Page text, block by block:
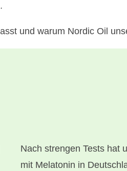
und warum Nordic Oil
Nach strengen Tests hat
mit Melatonin in